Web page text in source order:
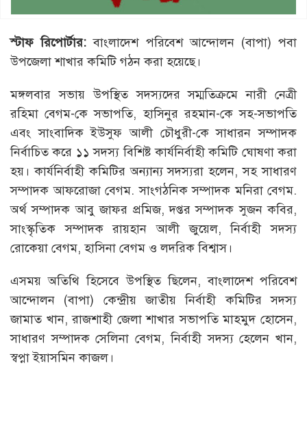
স্টাফ রিপোর্টার: বাংলাদেশ পরিবেশ আন্দোলন (বাপা) পবা
উপজেলা শাখার কমিটি গঠন করা হয়েছে।
মঙ্গলবার সভায় উপস্থিত সদস্যদের সম্মতিক্রমে নারী নেত্রী
রহিমা বেগম-কে সভাপতি, হাসিনুর রহমান-কে সহ-সভাপতি
এবং সাংবাদিক ইউসুফ আলী চৌধুরী-কে সাধারন সম্পাদক
নির্বাচিত করে ১১ সদস্য বিশিষ্ট কার্যনির্বাহী কমিটি ঘোষণা করা
হয়। কার্যনির্বাহী কমিটির অন্যান্য সদস্যরা হলেন, সহ সাধারণ
সম্পাদক আফরোজা বেগম. সাংগঠনিক সম্পাদক মনিরা বেগম.
অর্থ সম্পাদক আবু জাফর প্রমিজ, দপ্তর সম্পাদক সুজন কবির,
সাংস্কৃতিক সম্পাদক রায়হান আলী জুয়েল, নির্বাহী সদস্য
রোকেয়া বেগম, হাসিনা বেগম ও লদরিক বিশ্বাস।
এসময় অতিথি হিসেবে উপস্থিত ছিলেন, বাংলাদেশ পরিবেশ
আন্দোলন (বাপা) কেন্দ্রীয় জাতীয় নির্বাহী কমিটির সদস্য
জামাত খান, রাজশাহী জেলা শাখার সভাপতি মাহমুদ হোসেন,
সাধারণ সম্পাদক সেলিনা বেগম, নির্বাহী সদস্য হেলেন খান,
স্বপ্না ইয়াসমিন কাজল।